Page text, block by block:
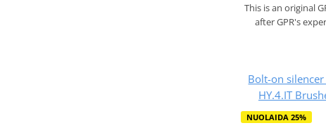
This is an original
after GPR's
Bolt-on silencer
HY.4.IT
NUOLAIDA 25%